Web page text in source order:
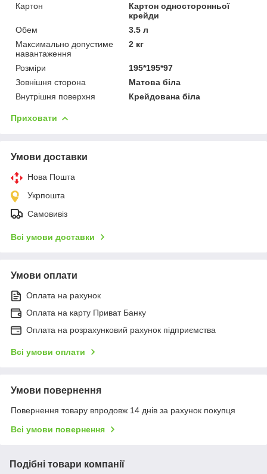
Картон
Картон односторонньої
крейди
Обем
3.5 л
Максимально допустиме
навантаження
2 кг
Розміри
195*195*97
Зовнішня сторона
Матова біла
Внутрішня поверхня
Крейдована біла
Приховати
Умови доставки
Нова Пошта
Укрпошта
Самовивіз
Всі умови доставки
Умови оплати
Оплата на рахунок
Оплата на карту Приват Банку
Оплата на розрахунковий рахунок підприємства
Всі умови оплати
Умови повернення
Повернення товару впродовж 14 днів за рахунок покупця
Всі умови повернення
Подібні товари компанії